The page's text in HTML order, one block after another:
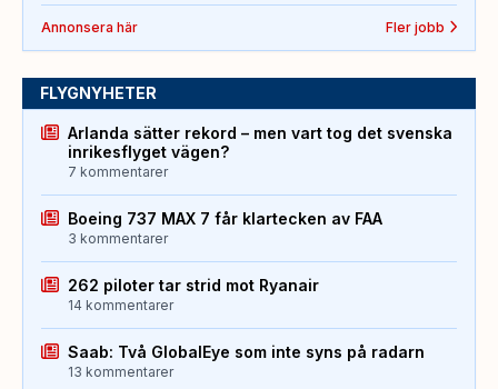
Annonsera här Fler jobb
FLYGNYHETER
Arlanda sätter rekord – men vart tog det svenska
inrikesflyget vägen?
7 kommentarer
Boeing 737 MAX 7 får klartecken av FAA
3 kommentarer
262 piloter tar strid mot Ryanair
14 kommentarer
Saab: Två GlobalEye som inte syns på radarn
13 kommentarer